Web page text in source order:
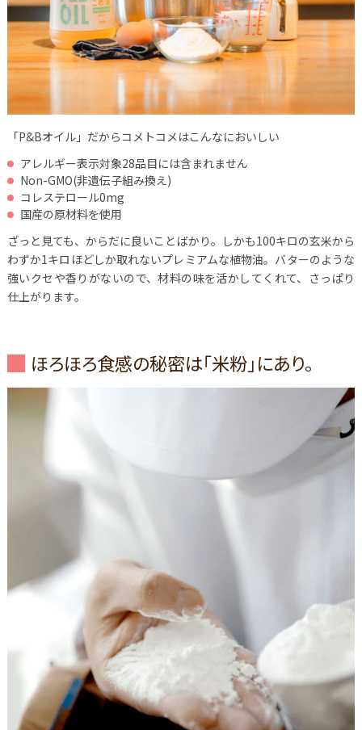
「P&Bオイル」だからコメトコメはこんなにおいしい
アレルギー表示対象28品目には含まれません
Non-GMO(非遺伝子組み換え)
コレステロール0mg
国産の原材料を使用
ざっと見ても、からだに良いことばかり。しかも100キロの玄米から
わずか1キロほどしか取れないプレミアムな植物油。バターのような
強いクセや香りがないので、材料の味を活かしてくれて、さっぱり
仕上がります。
ほろほろ食感の秘密は「米粉」にあり。